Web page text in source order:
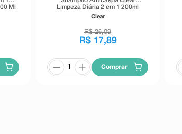
Ml
Limpeza Diária 2 em 1 200ml
Clear
R$ 26,09
R$ 17,89
Comprar